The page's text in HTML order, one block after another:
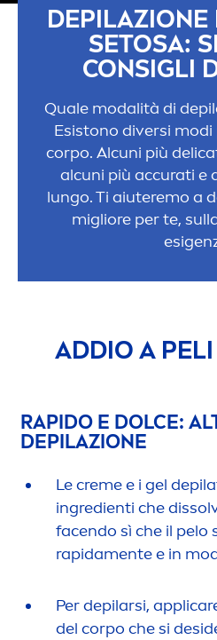
DEPILAZIONE
SETOSA:
CONSIGLI
Quale modalità di
Esistono diversi
corpo. Alcuni più
alcuni più accurati e
lungo. Ti aiuteremo a
migliore per te,
ADDIO A
RAPIDO E DOLCE:
DEPILAZIONE
Lecremee i gel
ingredienti che
facendo sì che il pelo
rapidamente e in
Per depilarsi, appli
del corpo che si